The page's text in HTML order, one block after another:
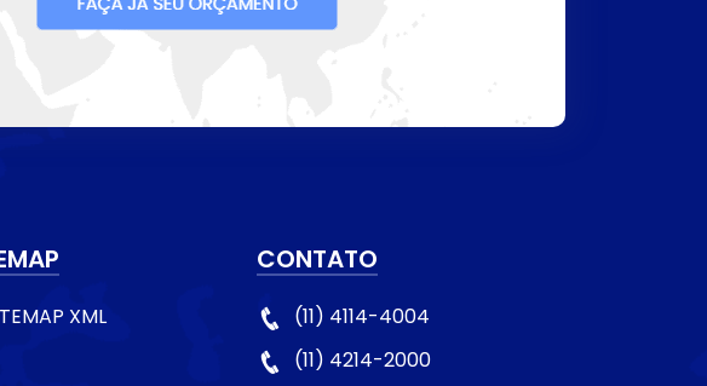
XML
CONTATO
(11) 4114-4004
(11) 4214-2000